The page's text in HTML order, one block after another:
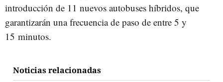
introducción de 11 nuevos autobuses híbridos, que
garantizarán una frecuencia de paso de entre 5 y
15 minutos.
Noticias relacionadas